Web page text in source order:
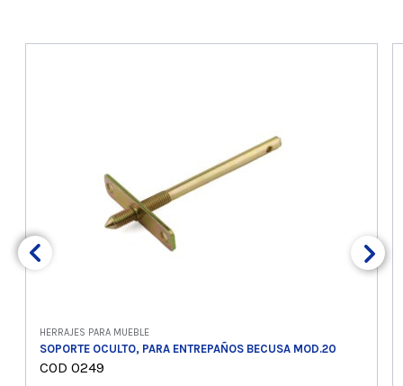
HERRAJES PARA MUEBLE
SOPORTE OCULTO, PARA ENTREPAÑOS BECUSA MOD.20
COD 0249